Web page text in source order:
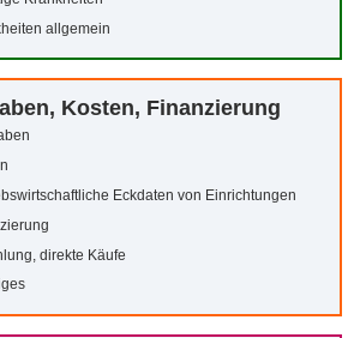
allgemein
Kosten, Finanzierung
Eckdaten von Einrichtungen
direkte Käufe